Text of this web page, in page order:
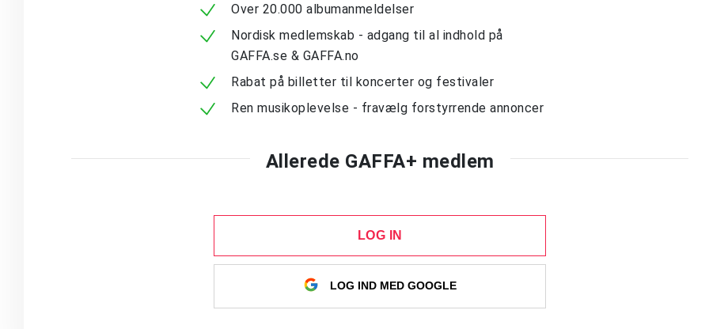
Over 20.000 albumanmeldelser
Nordisk medlemskab - adgang til al indhold på
GAFFA.se & GAFFA.no
Rabat på billetter til koncerter og festivaler
Ren musikoplevelse - fravælg forstyrrende annoncer
Allerede GAFFA+ medlem
LOG IN
LOG IND MED GOOGLE